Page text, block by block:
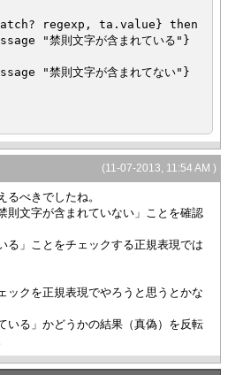
regexp, ta.value} then
則文字が含まれている"}
則文字が含まれてない"}
(11-07-2013, 11:54 AM )
るべきでしたね。
則文字が含まれていない」ことを確認
る」ことをチェックする正規表現では
ックを正規表現でやろうと思うとかな
いる」かどうかの結果（真偽）を反転